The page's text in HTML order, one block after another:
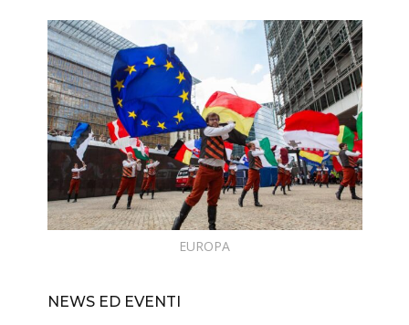
EUROPA
NEWS ED EVENTI